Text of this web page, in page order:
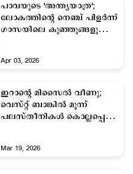
പാവയുടെ 'അന്ത്യയാത്ര';
ലോകത്തിന്‍റെ നെഞ്ച് പിളര്‍ന്ന്
ഗാസയിലെ കുഞ്ഞുങ്ങളുടെ
Apr 03, 2026
ഇറാന്‍റെ മിസൈല്‍ വീണു;
വെസ്റ്റ് ബാങ്കില്‍ മൂന്ന്
പലസ്തീനികള്‍ കൊല്ലപ്പെട്ടു;
Mar 19, 2026